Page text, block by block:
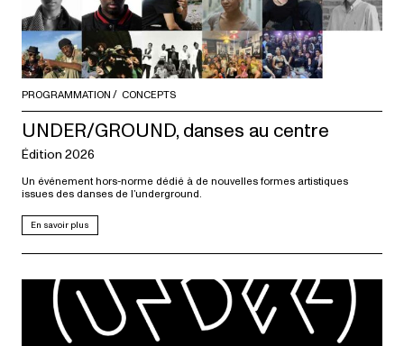
PROGRAMMATION CONCEPTS
UNDER/GROUND, danses au centre
Édition 2026
Un événement hors-norme dédié à de nouvelles formes artistiques
issues des danses de l’underground.
En savoir plus